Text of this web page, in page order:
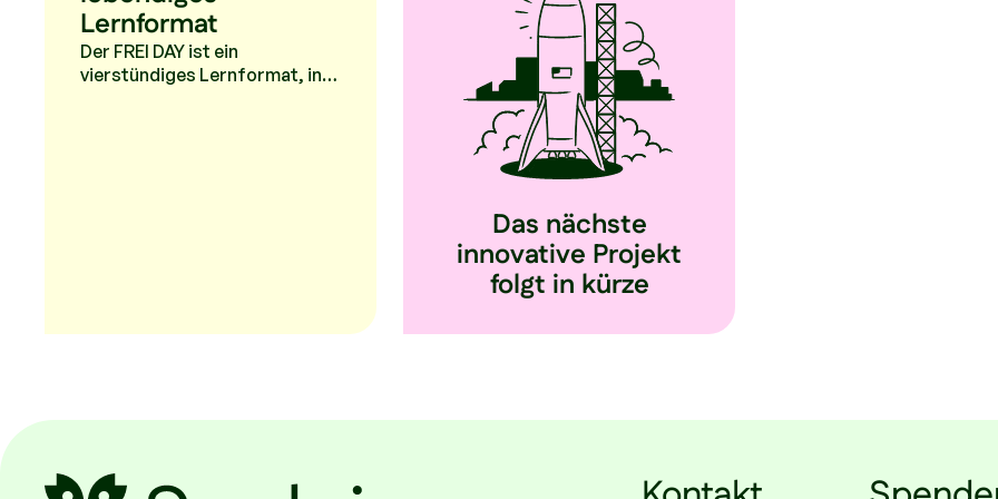
Lernformat
Der FREI DAY ist ein
vierstündiges Lernformat, in
Das nächste
innovative Projekt
folgt in kürze